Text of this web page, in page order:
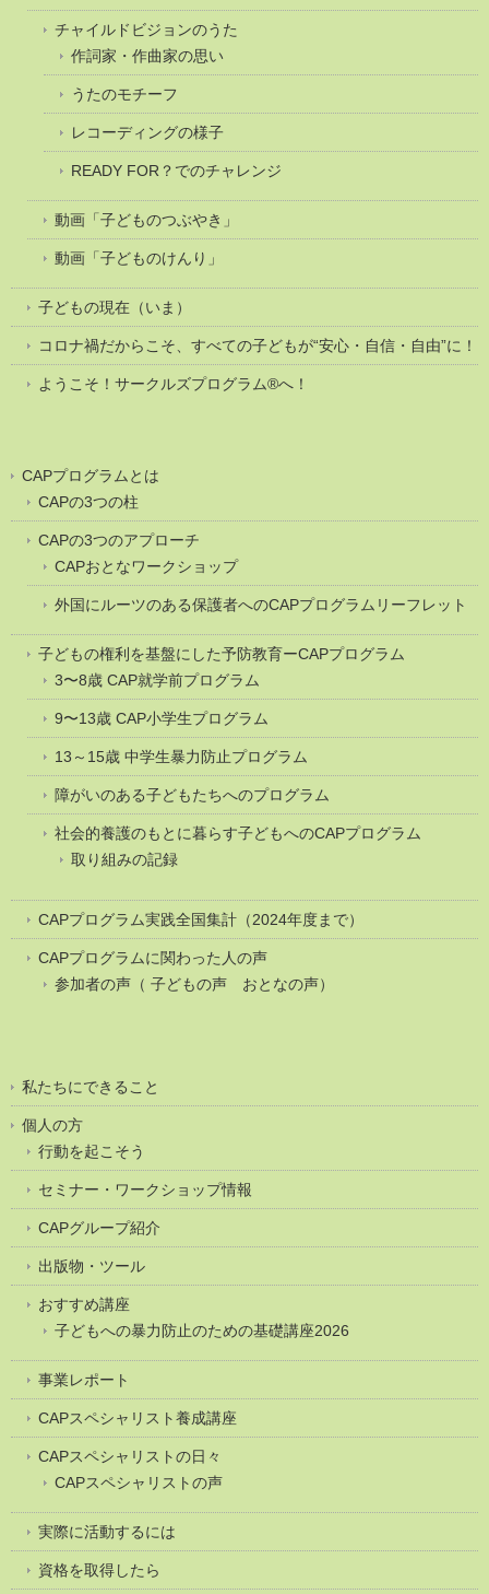
チャイルドビジョンのうた
作詞家・作曲家の思い
うたのモチーフ
レコーディングの様子
READY FOR？でのチャレンジ
動画「子どものつぶやき」
動画「子どものけんり」
子どもの現在（いま）
コロナ禍だからこそ、すべての子どもが“安心・自信・自由”に！
ようこそ！サークルズプログラム®へ！
CAPプログラムとは
CAPの3つの柱
CAPの3つのアプローチ
CAPおとなワークショップ
外国にルーツのある保護者へのCAPプログラムリーフレット
子どもの権利を基盤にした予防教育ーCAPプログラム
3〜8歳 CAP就学前プログラム
9〜13歳 CAP小学生プログラム
13～15歳 中学生暴力防止プログラム
障がいのある子どもたちへのプログラム
社会的養護のもとに暮らす子どもへのCAPプログラム
取り組みの記録
CAPプログラム実践全国集計（2024年度まで）
CAPプログラムに関わった人の声
参加者の声（ 子どもの声 おとなの声）
私たちにできること
個人の方
行動を起こそう
セミナー・ワークショップ情報
CAPグループ紹介
出版物・ツール
おすすめ講座
子どもへの暴力防止のための基礎講座2026
事業レポート
CAPスペシャリスト養成講座
CAPスペシャリストの日々
CAPスペシャリストの声
実際に活動するには
資格を取得したら